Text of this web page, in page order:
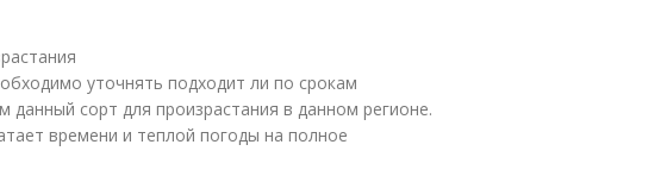
уточнять подходит ли по срокам
данный сорт для произрастания в данном регионе.
времени и теплой погоды на полное